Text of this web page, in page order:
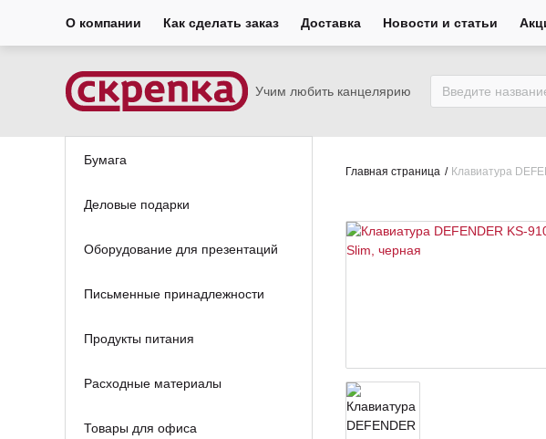
О компании Как сделать заказ Доставка Новости и статьи
Учим любить канцелярию
Бумага
Деловые подарки
Оборудование для презентаций
Письменные принадлежности
Продукты питания
Расходные материалы
Товары для офиса
Главная страница Клавиатура